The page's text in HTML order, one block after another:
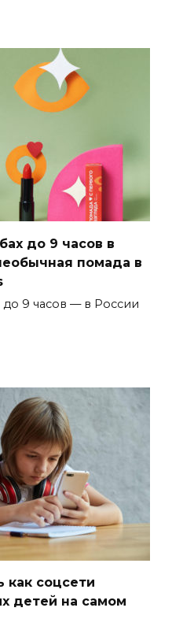
до 9 часов в
помада в
до 9 часов — в России
соцсети
детей на самом